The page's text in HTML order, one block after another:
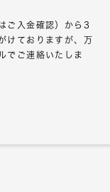
ご入金確認）から3
けておりますが、万
でご連絡いたしま